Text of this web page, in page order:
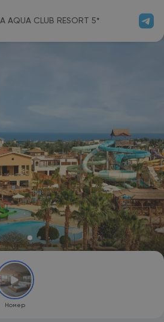
AQUA CLUB RESORT 5*
Номер